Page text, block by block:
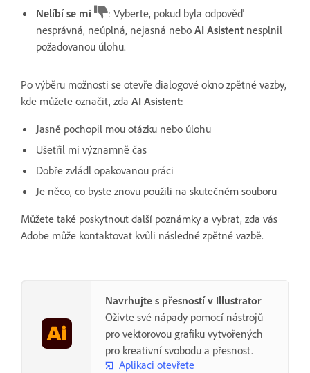
Nelíbí se mi
: Vyberte, pokud byla odpověď
nesprávná, neúplná, nejasná nebo AI Asistent nesplnil
požadovanou úlohu.
Po výběru možnosti se otevře dialogové okno zpětné vazby,
kde můžete označit, zda AI Asistent:
Jasně pochopil mou otázku nebo úlohu
Ušetřil mi významně čas
Dobře zvládl opakovanou práci
Je něco, co byste znovu použili na skutečném souboru
Můžete také poskytnout další poznámky a vybrat, zda vás
Adobe může kontaktovat kvůli následné zpětné vazbě.
Navrhujte s přesností v Illustrator
Oživte své nápady pomocí nástrojů
pro vektorovou grafiku vytvořených
pro kreativní svobodu a přesnost.
Aplikaci otevřete